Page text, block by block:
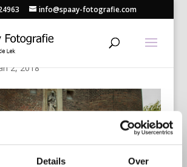
Details Over
info@spaay-fotografie.com
2, 2018